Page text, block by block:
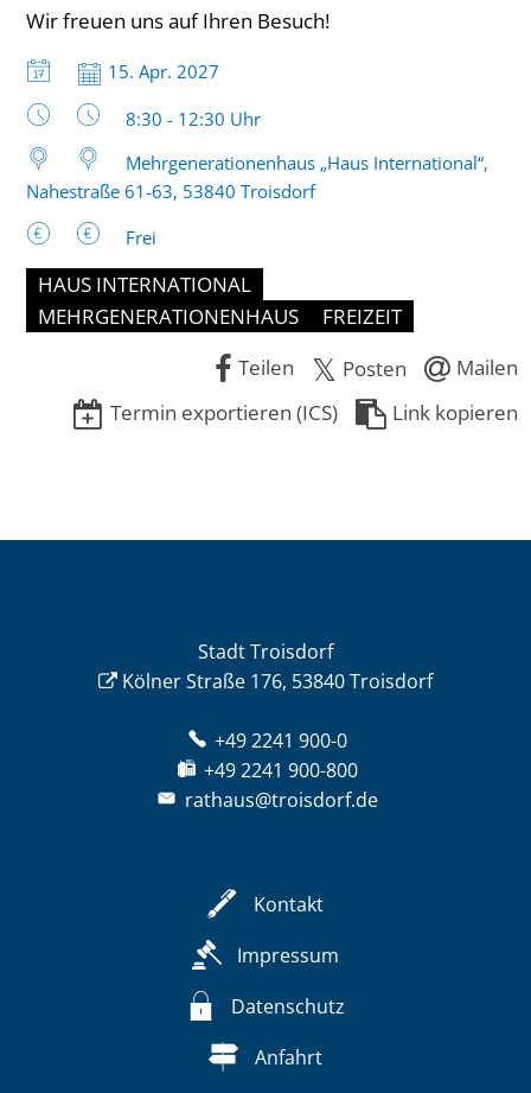
Wir freuen uns auf Ihren Besuch!
Datum:
15. Apr. 2027
Uhrzeit:
8:30 - 12:30 Uhr
Mehrgenerationenhaus „Haus International“,
Nahestraße 61-63, 53840 Troisdorf
Frei
HAUS INTERNATIONAL
MEHRGENERATIONENHAUS
FREIZEIT
Teilen
Posten
Mailen
Termin exportieren (ICS)
Link kopieren
Stadt Troisdorf
Kölner Straße 176, 53840 Troisdorf
+49 2241 900-0
+49 2241 900-800
rathaus@troisdorf.de
Kontakt
Impressum
Datenschutz
Anfahrt